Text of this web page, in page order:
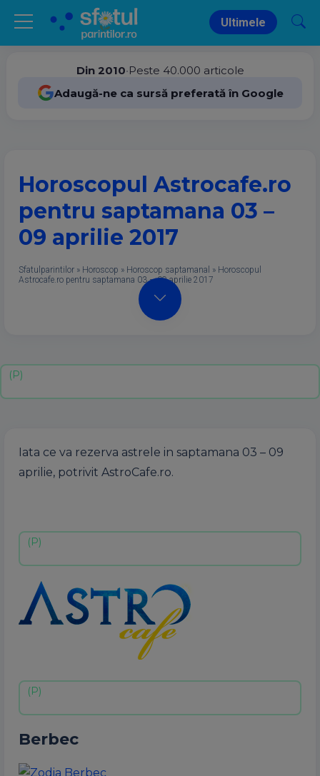
Ultimele
Din 2010•Peste 40.000 articole
Adaugă-ne ca sursă preferată în Google
Horoscopul Astrocafe.ro
pentru saptamana 03 –
09 aprilie 2017
Sfatulparintilor » Horoscop » Horoscop saptamanal » Horoscopul
Astrocafe.ro pentru saptamana 03 – 09 aprilie 2017
Iata ce va rezerva astrele in saptamana 03 – 09
aprilie, potrivit AstroCafe.ro.
Berbec